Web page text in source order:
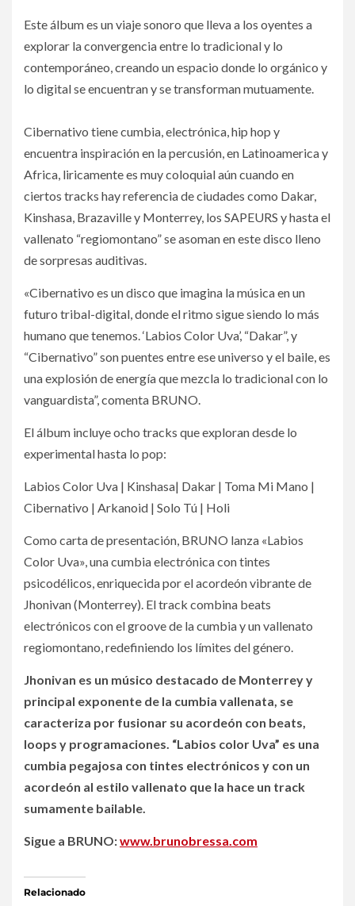
Este álbum es un viaje sonoro que lleva a los oyentes a
explorar la convergencia entre lo tradicional y lo
contemporáneo, creando un espacio donde lo orgánico y
lo digital se encuentran y se transforman mutuamente.
Cibernativo tiene cumbia, electrónica, hip hop y
encuentra inspiración en la percusión, en Latinoamerica y
Africa, liricamente es muy coloquial aún cuando en
ciertos tracks hay referencia de ciudades como Dakar,
Kinshasa, Brazaville y Monterrey, los SAPEURS y hasta el
vallenato “regiomontano” se asoman en este disco lleno
de sorpresas auditivas.
«Cibernativo es un disco que imagina la música en un
futuro tribal-digital, donde el ritmo sigue siendo lo más
humano que tenemos. ‘Labios Color Uva’, “Dakar”, y
“Cibernativo” son puentes entre ese universo y el baile, es
una explosión de energía que mezcla lo tradicional con lo
vanguardista”, comenta BRUNO.
El álbum incluye ocho tracks que exploran desde lo
experimental hasta lo pop:
Labios Color Uva | Kinshasa| Dakar | Toma Mi Mano |
Cibernativo | Arkanoid | Solo Tú | Holi
Como carta de presentación, BRUNO lanza «Labios
Color Uva», una cumbia electrónica con tintes
psicodélicos, enriquecida por el acordeón vibrante de
Jhonivan (Monterrey). El track combina beats
electrónicos con el groove de la cumbia y un vallenato
regiomontano, redefiniendo los límites del género.
Jhonivan es un músico destacado de Monterrey y
principal exponente de la cumbia vallenata, se
caracteriza por fusionar su acordeón con beats,
loops y programaciones. “Labios color Uva” es una
cumbia pegajosa con tintes electrónicos y con un
acordeón al estilo vallenato que la hace un track
sumamente bailable.
Sigue a BRUNO:www.brunobressa.com
Relacionado